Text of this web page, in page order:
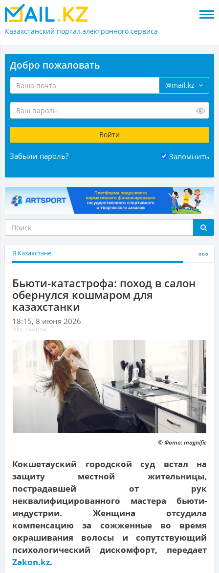
Казахстанский портал электронного сервиса
Добро пожаловать
@mail.kz
Забыли пароль? Запомнить
В Казахстане
Бьюти-катастрофа: поход в салон
обернулся кошмаром для
казахстанки
18:15, 8 июня 2026
MKZ: 1550104
© Фото: magnific
Кокшетауский городской суд встал на
защиту местной жительницы,
пострадавшей от рук
неквалифицированного мастера бьюти-
индустрии. Женщина отсудила
компенсацию за сожженные во время
окрашивания волосы и сопутствующий
психологический дискомфорт, передает
Zakon.kz.